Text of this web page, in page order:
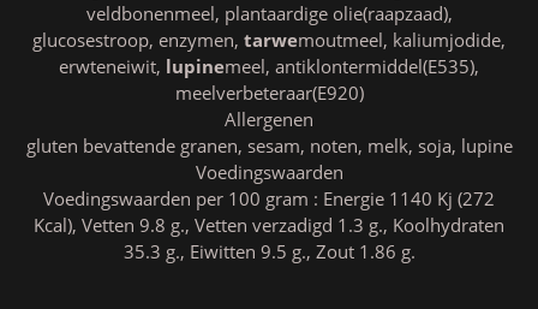
veldbonenmeel, plantaardige olie(raapzaad),
glucosestroop, enzymen, tarwemoutmeel, kaliumjodide,
erwteneiwit, lupinemeel, antiklontermiddel(E535),
meelverbeteraar(E920)
Allergenen
gluten bevattende granen, sesam, noten, melk, soja, lupine
Voedingswaarden
Voedingswaarden per 100 gram : Energie 1140 Kj (272
Kcal), Vetten 9.8 g., Vetten verzadigd 1.3 g., Koolhydraten
35.3 g., Eiwitten 9.5 g., Zout 1.86 g.